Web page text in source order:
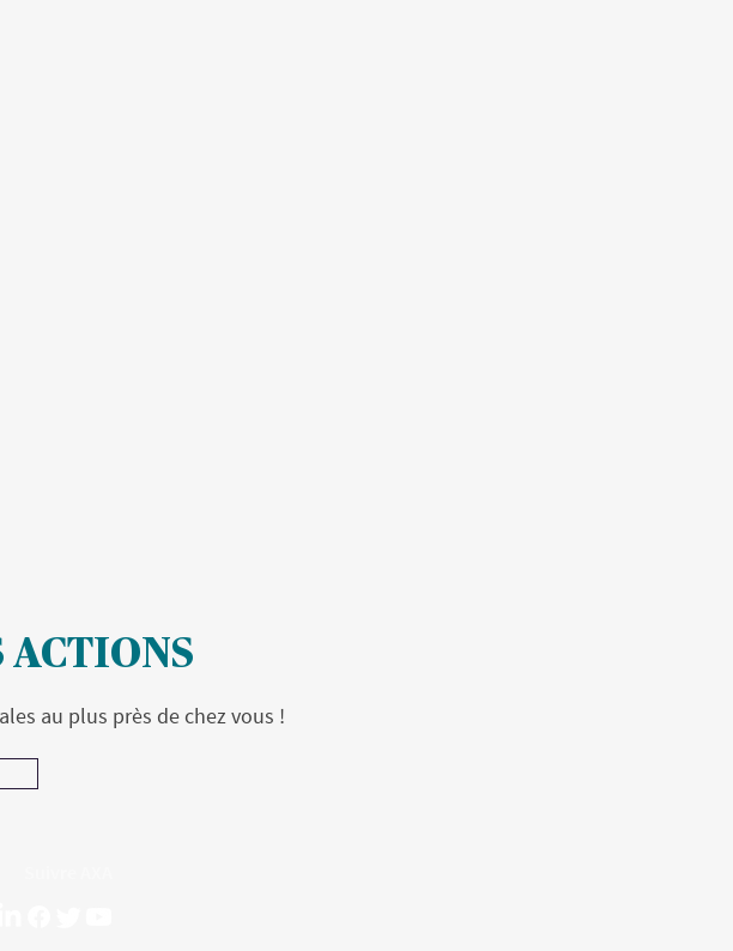
ACTIONS
au plus près de chez vous !